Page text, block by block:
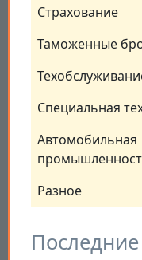
Страхование
Таможенные
Специальная
Автомобильная
Разное